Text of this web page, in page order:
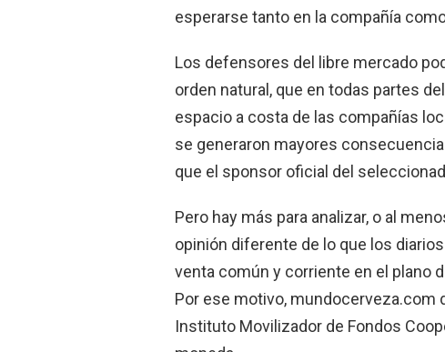
esperarse tanto en la compañía
Los defensores del libre mercado
orden natural, que en todas partes
espacio a costa de las compañías
se generaron mayores
que el sponsor oficial del
Pero hay más para analizar, o al
opinión diferente de lo que los
venta común y corriente en el plano
Por ese motivo, mundocerveza.com
Instituto Movilizador de Fondos